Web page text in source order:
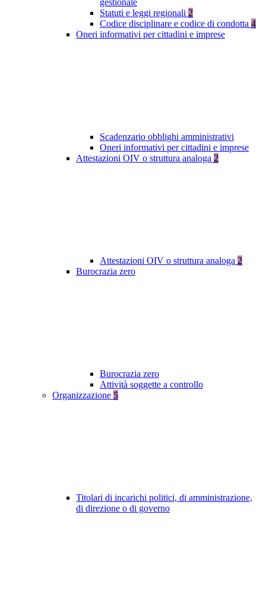
gestionale
Statuti e leggi regionali 2
Codice disciplinare e codice di condotta 4
Oneri informativi per cittadini e imprese
Scadenzario obblighi amministrativi
Oneri informativi per cittadini e imprese
Attestazioni OIV o struttura analoga 2
Attestazioni OIV o struttura analoga 2
Burocrazia zero
Burocrazia zero
Attività soggette a controllo
Organizzazione 5
Titolari di incarichi politici, di amministrazione,
di direzione o di governo